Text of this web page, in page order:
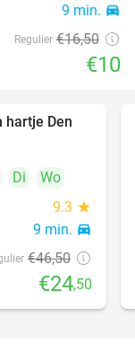
9 min. directions_car
Regulier €16,50
€10
47%
hartje Den
Di
Wo
9.3 star
9 min. directions_car
€46,50
€24,50